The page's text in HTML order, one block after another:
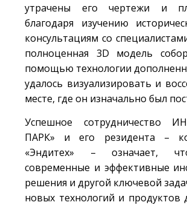
утрачены его чертежи и
благодаря изучению
консультациям со
полноценная 3D модель
помощью технологии
удалось визуализировать и
месте, где он изначально был
Успешное сотрудничество
ПАРК» и его резидента –
«Эндитех» – означает,
современные и эффективные
решения и другой ключевой
новых технологий и продуктов